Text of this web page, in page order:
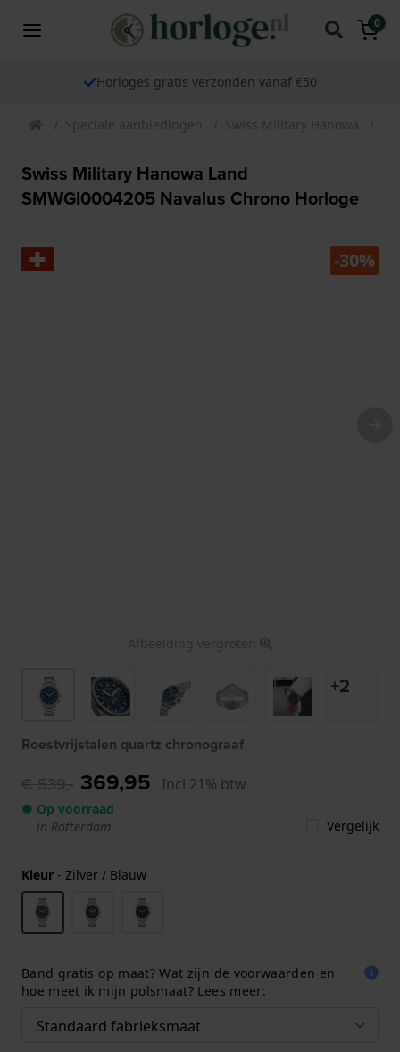
0
Horloges gratis verzonden vanaf €50
Speciale aanbiedingen Swiss Military Hanowa
Swiss Military Hanowa Land
SMWGI0004205 Navalus Chrono Horloge
-30%
Afbeelding vergroten
+2
Roestvrijstalen quartz chronograaf
€ 539,- 369,95 Incl 21% btw
● Op voorraad
in Rotterdam
Vergelijk
Kleur - Zilver / Blauw
Band gratis op maat? Wat zijn de voorwaarden en
hoe meet ik mijn polsmaat? Lees meer: